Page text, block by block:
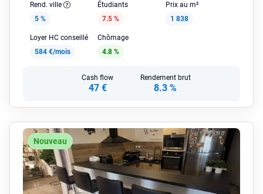
Rend. ville
5 %
Étudiants
7.5 %
Prix au m²
1 838
Loyer HC conseillé
584 €/mois
Chômage
4.8 %
Cash flow
47 €
Rendement brut
8.3 %
Nouveau